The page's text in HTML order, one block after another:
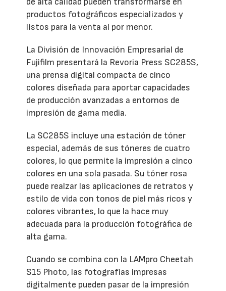
productos fotográficos especializados y
listos para la venta al por menor.
La División de Innovación Empresarial de
Fujifilm presentará la Revoria Press SC285S,
una prensa digital compacta de cinco
colores diseñada para aportar capacidades
de producción avanzadas a entornos de
impresión de gama media.
La SC285S incluye una estación de tóner
especial, además de sus tóneres de cuatro
colores, lo que permite la impresión a cinco
colores en una sola pasada. Su tóner rosa
puede realzar las aplicaciones de retratos y
estilo de vida con tonos de piel más ricos y
colores vibrantes, lo que la hace muy
adecuada para la producción fotográfica de
alta gama.
Cuando se combina con la LAMpro Cheetah
S15 Photo, las fotografías impresas
digitalmente pueden pasar de la impresión